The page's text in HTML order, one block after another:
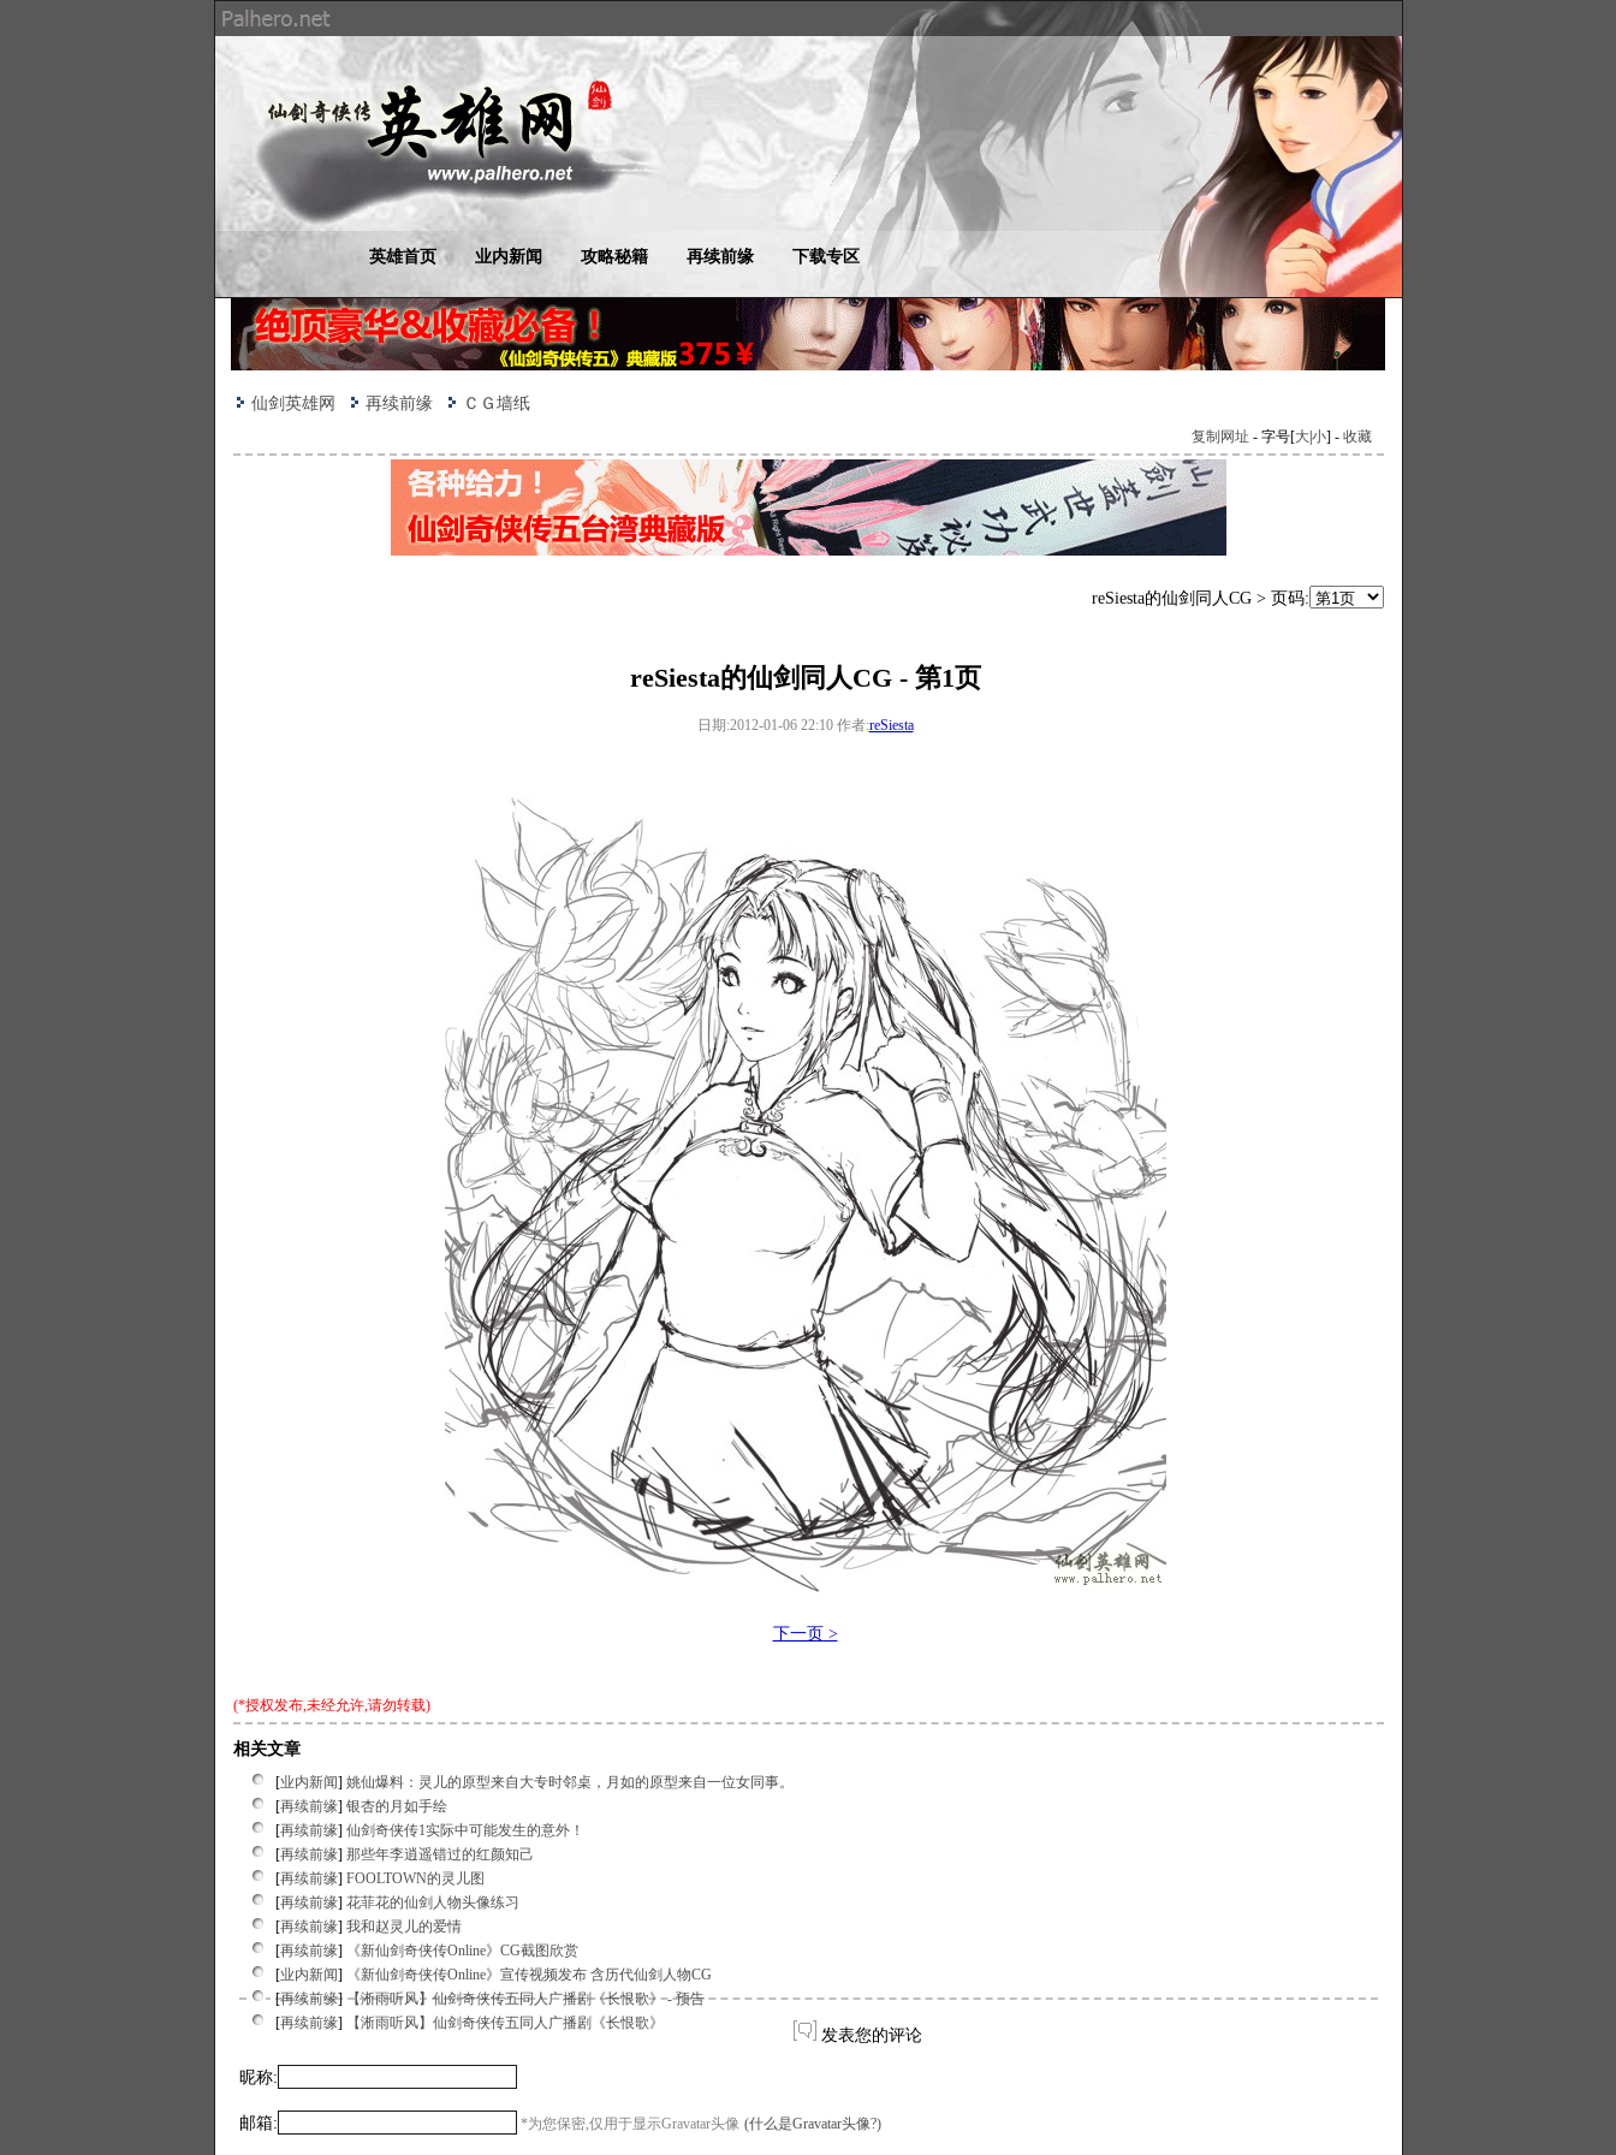
英雄首页 业内新闻 攻略秘籍 再续前缘 下载专区
仙剑英雄网 再续前缘 ＣＧ墙纸
复制网址 - 字号[大|小] - 收藏
reSiesta的仙剑同人CG > 页码:
reSiesta的仙剑同人CG - 第1页
日期:2012-01-06 22:10 作者:reSiesta
下一页 >
(*授权发布,未经允许,请勿转载)
相关文章
[业内新闻] 姚仙爆料：灵儿的原型来自大专时邻桌，月如的原型来自一位女同事。
[再续前缘] 银杏的月如手绘
[再续前缘] 仙剑奇侠传1实际中可能发生的意外！
[再续前缘] 那些年李逍遥错过的红颜知己
[再续前缘] FOOLTOWN的灵儿图
[再续前缘] 花菲花的仙剑人物头像练习
[再续前缘] 我和赵灵儿的爱情
[再续前缘]
《新仙剑奇侠传Online》CG截图欣赏
[业内新闻]
《新仙剑奇侠传Online》宣传视频发布 含历代仙剑人物CG
[再续前缘] 【淅雨听风】仙剑奇侠传五同人广播剧《长恨歌》 - 预告
[再续前缘] 【淅雨听风】仙剑奇侠传五同人广播剧《长恨歌》
发表您的评论
昵称:
邮箱: *为您保密,仅用于显示Gravatar头像 (什么是Gravatar头像?)